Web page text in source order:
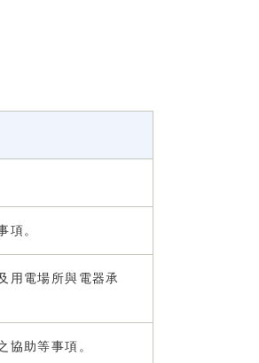
項。
用電場所與電器承
助等事項。